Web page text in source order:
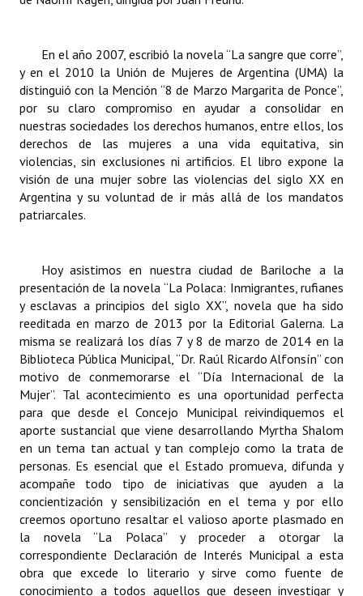
En el año 2007, escribió la novela “La sangre que corre”,
y en el 2010 la Unión de Mujeres de Argentina (UMA) la
distinguió con la Mención “8 de Marzo Margarita de Ponce”,
por su claro compromiso en ayudar a consolidar en
nuestras sociedades los derechos humanos, entre ellos, los
derechos de las mujeres a una vida equitativa, sin
violencias, sin exclusiones ni artificios. El libro expone la
visión de una mujer sobre las violencias del siglo XX en
Argentina y su voluntad de ir más allá de los mandatos
patriarcales.
Hoy asistimos en nuestra ciudad de Bariloche a la
presentación de la novela “La Polaca: Inmigrantes, rufianes
y esclavas a principios del siglo XX”, novela que ha sido
reeditada en marzo de 2013 por la Editorial Galerna. La
misma se realizará los días 7 y 8 de marzo de 2014 en la
Biblioteca Pública Municipal, “Dr. Raúl Ricardo Alfonsín” con
motivo de conmemorarse el “Día Internacional de la
Mujer”. Tal acontecimiento es una oportunidad perfecta
para que desde el Concejo Municipal reivindiquemos el
aporte sustancial que viene desarrollando Myrtha Shalom
en un tema tan actual y tan complejo como la trata de
personas. Es esencial que el Estado promueva, difunda y
acompañe todo tipo de iniciativas que ayuden a la
concientización y sensibilización en el tema y por ello
creemos oportuno resaltar el valioso aporte plasmado en
la novela “La Polaca” y proceder a otorgar la
correspondiente Declaración de Interés Municipal a esta
obra que excede lo literario y sirve como fuente de
conocimiento a todos aquellos que deseen investigar y